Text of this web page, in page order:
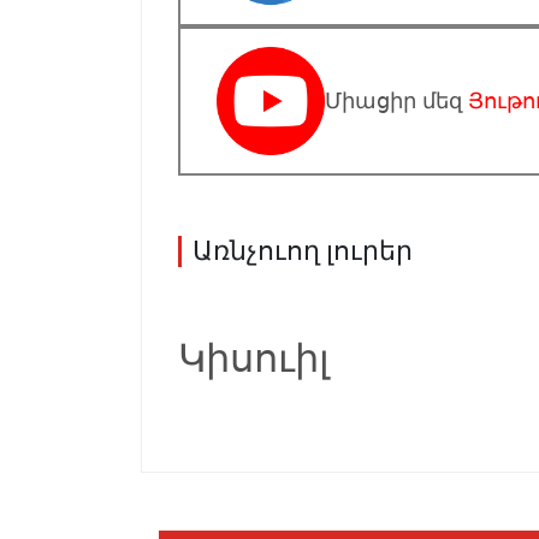
Միացիր մեզ
Առնչուող լուրեր
Կիսուիլ